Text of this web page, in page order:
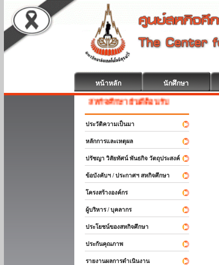
หน้าหลัก นักศึกษา
สหกิจศึกษา ยินดีต้อนรับ
ประวัติความเป็นมา
หลักการและเหตุผล
ปรัชญา วิสัยทัศน์ พันธกิจ วัตถุประสงค์
ข้อบังคับฯ / ประกาศฯ สหกิจศึกษา
โครงสร้างองค์กร
ผู้บริหาร / บุคลากร
ประโยชน์ของสหกิจศึกษา
ประกันคุณภาพ
รายงานผลการดำเนินงาน